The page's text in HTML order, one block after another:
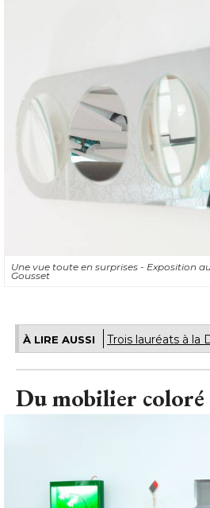
Une vue toute en surprises - Exposition
Gousset
À LIRE AUSSI Trois lauréats à la
Du mobilier coloré